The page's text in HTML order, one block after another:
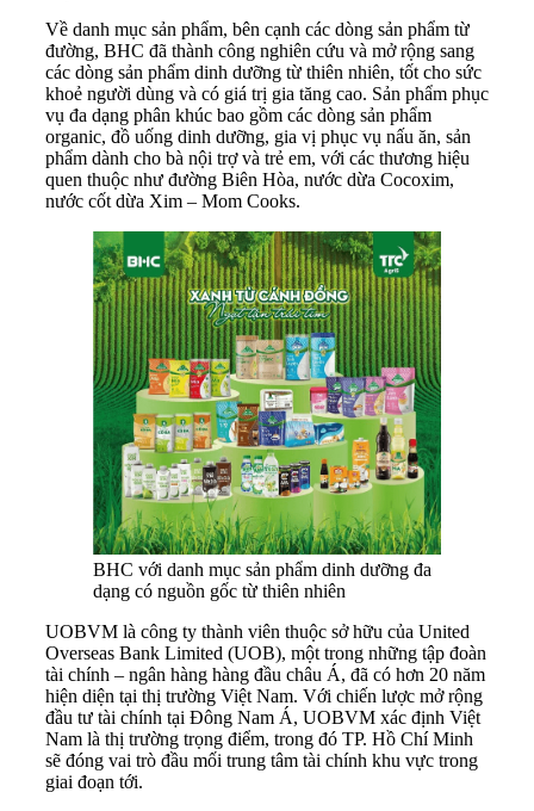
Về danh mục sản phẩm, bên cạnh các dòng sản phẩm từ
đường, BHC đã thành công nghiên cứu và mở rộng sang
các dòng sản phẩm dinh dưỡng từ thiên nhiên, tốt cho sức
khoẻ người dùng và có giá trị gia tăng cao. Sản phẩm phục
vụ đa dạng phân khúc bao gồm các dòng sản phẩm
organic, đồ uống dinh dưỡng, gia vị phục vụ nấu ăn, sản
phẩm dành cho bà nội trợ và trẻ em, với các thương hiệu
quen thuộc như đường Biên Hòa, nước dừa Cocoxim,
nước cốt dừa Xim – Mom Cooks.
BHC với danh mục sản phẩm dinh dưỡng đa
dạng có nguồn gốc từ thiên nhiên
UOBVM là công ty thành viên thuộc sở hữu của United
Overseas Bank Limited (UOB), một trong những tập đoàn
tài chính – ngân hàng hàng đầu châu Á, đã có hơn 20 năm
hiện diện tại thị trường Việt Nam. Với chiến lược mở rộng
đầu tư tài chính tại Đông Nam Á, UOBVM xác định Việt
Nam là thị trường trọng điểm, trong đó TP. Hồ Chí Minh
sẽ đóng vai trò đầu mối trung tâm tài chính khu vực trong
giai đoạn tới.